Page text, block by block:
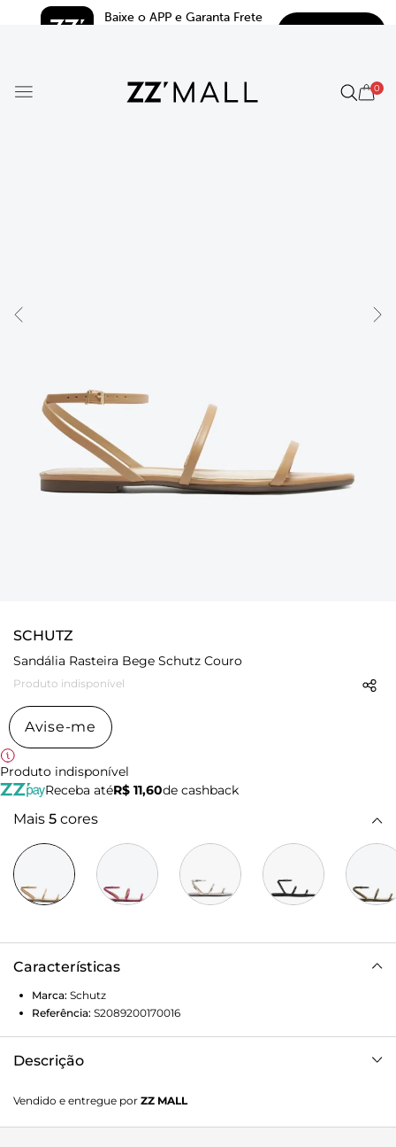
Baixe o APP e Garanta Frete
0
SCHUTZ
Sandália Rasteira Bege Schutz Couro
Produto indisponível
Avise-me
Produto indisponível
Receba atéR$ 11,60de cashback
Mais 5 cores
Características
Marca: Schutz
Referência: S2089200170016
Descrição
Vendido e entregue por ZZ MALL